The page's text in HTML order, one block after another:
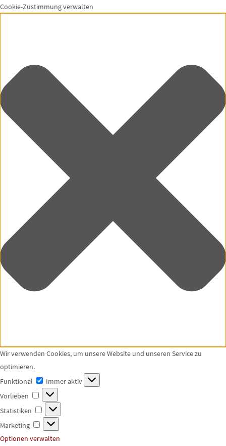
Cookie-Zustimmung verwalten
Wir verwenden Cookies, um unsere Website und unseren Service zu
optimieren.
Funktional
Funktional
Immer aktiv
Vorlieben
Vorlieben
Statistiken
Statistiken
Marketing
Marketing
Optionen verwalten